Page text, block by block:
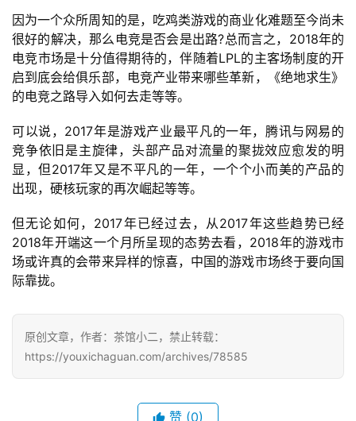
因为一个众所周知的是，吃鸡类游戏的商业化难题至今尚未
很好的解决，那么电竞是否会是出路?总而言之，2018年的
电竞市场是十分值得期待的，伴随着LPL的主客场制度的开
启到底会给俱乐部，电竞产业带来哪些革新，《绝地求生》
的电竞之路导入如何去走等等。
可以说，2017年是游戏产业最平凡的一年，腾讯与网易的
竞争依旧是主旋律，头部产品对流量的聚拢效应愈发的明
显，但2017年又是不平凡的一年，一个个小而美的产品的
出现，硬核玩家的再次崛起等等。
但无论如何，2017年已经过去，从2017年这些趋势已经
2018年开端这一个月所呈现的态势去看，2018年的游戏市
场或许真的会带来异样的惊喜，中国的游戏市场终于要向国
际靠拢。
原创文章，作者：茶馆小二，禁止转载：
https://youxichaguan.com/archives/78585
赞 (0)